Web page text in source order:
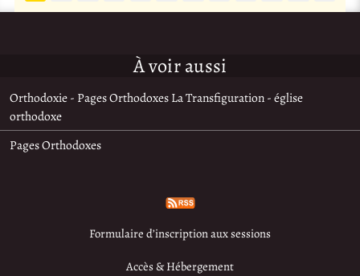
À voir aussi
Orthodoxie - Pages Orthodoxes La Transfiguration - église
orthodoxe
Pages Orthodoxes
Formulaire d’inscription aux sessions
Accès & Hébergement